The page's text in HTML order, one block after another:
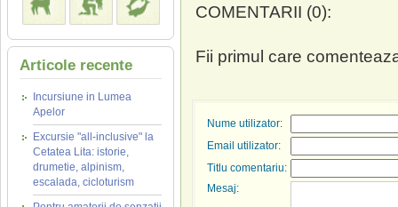
Articole recente
Incursiune in Lumea
Apelor
Excursie "all-inclusive" la
Cetatea Lita: istorie,
drumetie, alpinism,
escalada, cicloturism
COMENTARII (0):
Fii primul care
Nume utilizator:
Email utilizator:
Titlu comentariu:
Mesaj: